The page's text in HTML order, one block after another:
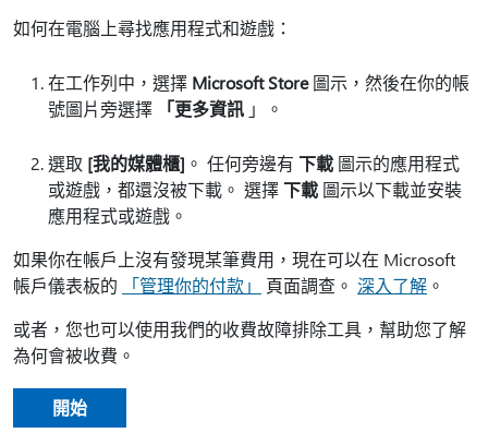
如何在電腦上尋找應用程式和遊戲：
在工作列中，選擇 Microsoft Store圖示，然後在你的帳
號圖片旁選擇
「更多資訊 」。
選取 [我的媒體櫃] 。 任何旁邊有 下載 圖示的應用程式
或遊戲，都還沒被下載。 選擇下載 圖示以下載並安裝
應用程式或遊戲。
如果你在帳戶上沒有發現某筆費用，現在可以在 Microsoft
帳戶儀表板的
「管理你的付款」 頁面調查。 深入了解 。
或者，您也可以使用我們的收費故障排除工具，幫助您了解
為何會被收費。
開始